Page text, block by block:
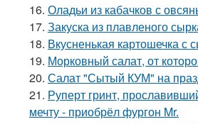
16. Оладьи из кабачков с
17. Закуска из плавленого
18. Вкусненькая картошечка
19. Морковный салат, от
20. Салат "Сытый КУМ" на
21. Руперт гринт,
мечту - приобрёл фургон Mr.